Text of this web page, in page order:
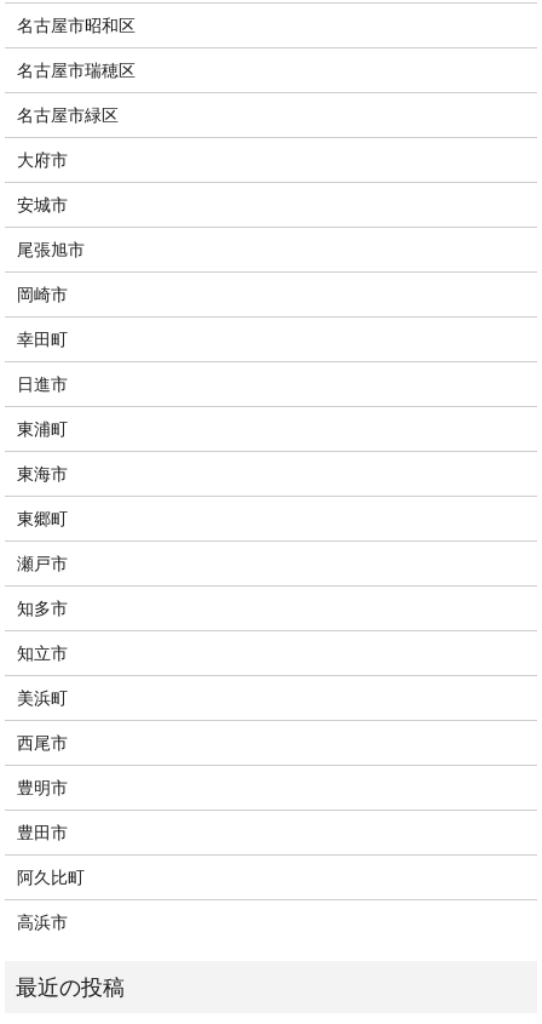
名古屋市昭和区
名古屋市瑞穂区
名古屋市緑区
大府市
安城市
尾張旭市
岡崎市
幸田町
日進市
東浦町
東海市
東郷町
瀬戸市
知多市
知立市
美浜町
西尾市
豊明市
豊田市
阿久比町
高浜市